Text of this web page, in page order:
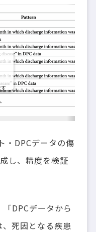
・DPCデータの傷
し、精度を検証
DPCデータから
死因となる疾患